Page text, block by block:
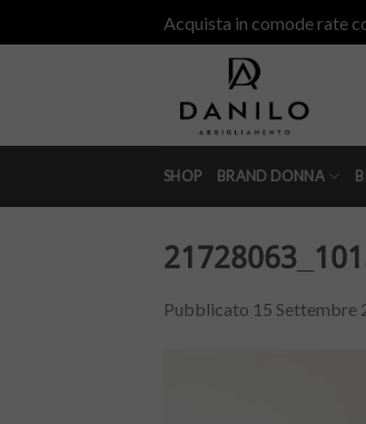
to
Acquista in comode rate
SHOP BRAND DONNA
Pubblicato 15 Settembre